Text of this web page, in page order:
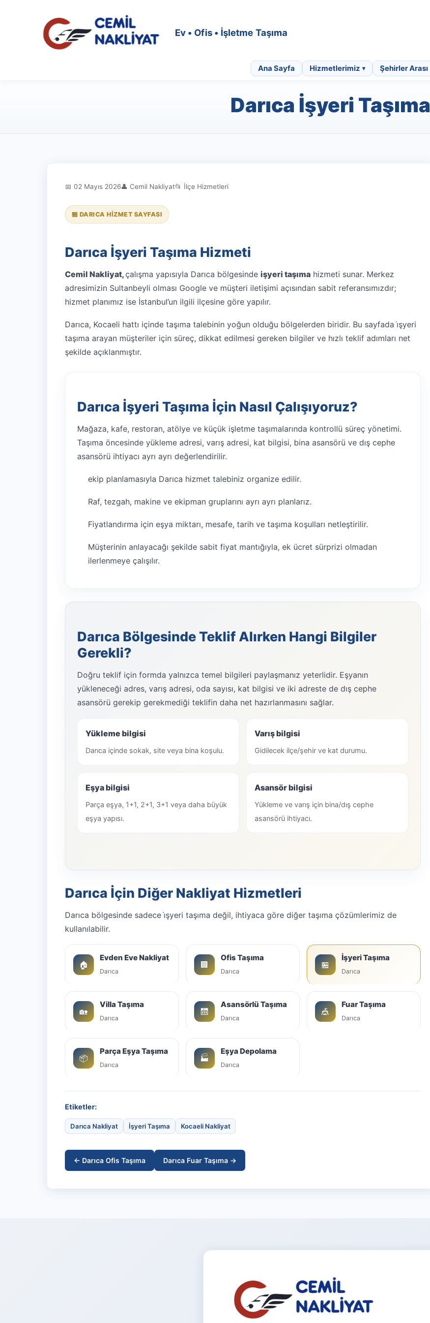
Ev • Ofis • İşletme Taşıma
Ana Sayfa Hizmetlerimiz Şehirler Arası
Darıca İşyeri Taşıma
📅 02 Mayıs 2026👤 Cemil Nakliyat📂 İlçe Hizmetleri
🏪 DARICA HIZMET SAYFASI
Darıca İşyeri Taşıma Hizmeti
Cemil Nakliyat,çalışma yapısıyla Darıca bölgesinde işyeri taşıma hizmeti sunar. Merkez
adresimizin Sultanbeyli olması Google ve müşteri iletişimi açısından sabit referansımızdır;
hizmet planımız ise İstanbul’un ilgili ilçesine göre yapılır.
Darıca, Kocaeli hattı içinde taşıma talebinin yoğun olduğu bölgelerden biridir. Bu sayfada i̇şyeri
taşıma arayan müşteriler için süreç, dikkat edilmesi gereken bilgiler ve hızlı teklif adımları net
şekilde açıklanmıştır.
Darıca İşyeri Taşıma İçin Nasıl Çalışıyoruz?
Mağaza, kafe, restoran, atölye ve küçük işletme taşımalarında kontrollü süreç yönetimi.
Taşıma öncesinde yükleme adresi, varış adresi, kat bilgisi, bina asansörü ve dış cephe
asansörü ihtiyacı ayrı ayrı değerlendirilir.
ekip planlamasıyla Darıca hizmet talebiniz organize edilir.
Raf, tezgah, makine ve ekipman gruplarını ayrı ayrı planlarız.
Fiyatlandırma için eşya miktarı, mesafe, tarih ve taşıma koşulları netleştirilir.
Müşterinin anlayacağı şekilde sabit fiyat mantığıyla, ek ücret sürprizi olmadan
ilerlenmeye çalışılır.
Darıca Bölgesinde Teklif Alırken Hangi Bilgiler
Gerekli?
Doğru teklif için formda yalnızca temel bilgileri paylaşmanız yeterlidir. Eşyanın
yükleneceği adres, varış adresi, oda sayısı, kat bilgisi ve iki adreste de dış cephe
asansörü gerekip gerekmediği teklifin daha net hazırlanmasını sağlar.
Yükleme bilgisi
Darıca içinde sokak, site veya bina koşulu.
Varış bilgisi
Gidilecek ilçe/şehir ve kat durumu.
Eşya bilgisi
Parça eşya, 1+1, 2+1, 3+1 veya daha büyük
eşya yapısı.
Asansör bilgisi
Yükleme ve varış için bina/dış cephe
asansörü ihtiyacı.
Darıca İçin Diğer Nakliyat Hizmetleri
Darıca bölgesinde sadece i̇şyeri taşıma değil, ihtiyaca göre diğer taşıma çözümlerimiz de
kullanılabilir.
🏠
Evden Eve Nakliyat
Darıca
🏢
Ofis Taşıma
Darıca
🏪
İşyeri Taşıma
Darıca
🏡
Villa Taşıma
Darıca
🛗
Asansörlü Taşıma
Darıca
🎪
Fuar Taşıma
Darıca
📦
Parça Eşya Taşıma
Darıca
🏭
Eşya Depolama
Darıca
Etiketler:
Darıca Nakliyat İşyeri Taşıma Kocaeli Nakliyat
← Darıca Ofis Taşıma Darıca Fuar Taşıma →